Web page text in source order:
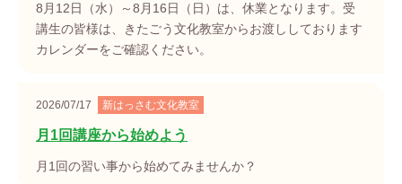
8月12日（水）～8月16日（日）は、休業となります。受
講生の皆様は、きたごう文化教室からお渡ししております
カレンダーをご確認ください。
2026/07/17 新はっさむ文化教室
月1回講座から始めよう
月1回の習い事から始めてみませんか？